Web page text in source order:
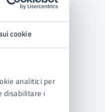
cookie
analitici per
disabilitare i